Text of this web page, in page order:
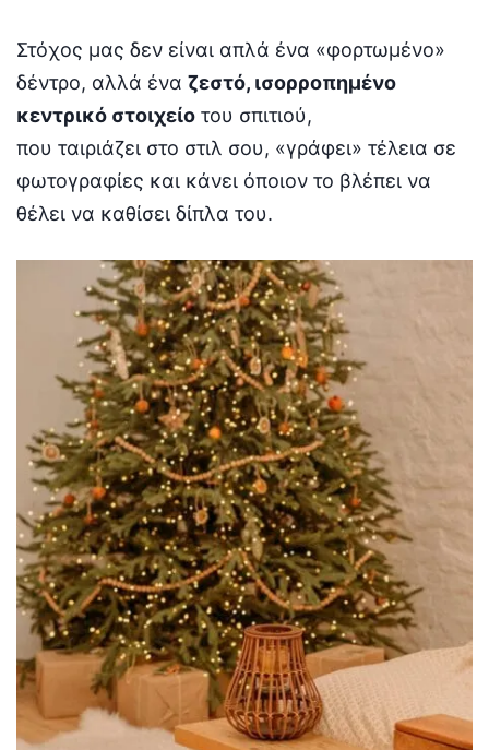
Στόχος μας δεν είναι απλά ένα «φορτωμένο»
δέντρο, αλλά ένα ζεστό, ισορροπημένο
κεντρικό στοιχείο του σπιτιού,
που ταιριάζει στο στιλ σου, «γράφει» τέλεια σε
φωτογραφίες και κάνει όποιον το βλέπει να
θέλει να καθίσει δίπλα του.